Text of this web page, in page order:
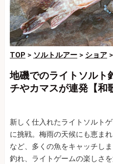
TOP > ソルトルアー > ショア >
地磯でのライトソルト
チやカマスが連発【和
新しく仕入れたライトソルト
に挑戦。梅雨の天候にも恵ま
など、多くの魚をキャッチし
釣れ、ライトゲームの楽しさ